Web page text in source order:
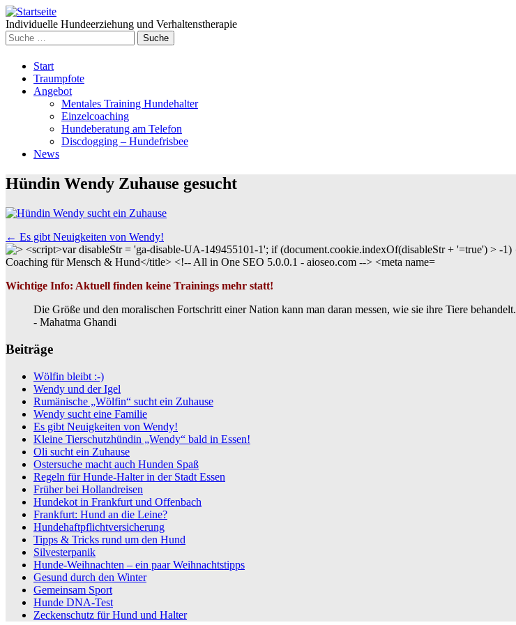
Individuelle Hundeerziehung und Verhaltenstherapie
Suche
nach:
Weiter
zum
Inhalt
Start
Traumpfote
Angebot
Mentales Training Hundehalter
Einzelcoaching
Hundeberatung am Telefon
Discdogging – Hundefrisbee
News
Hündin Wendy Zuhause gesucht
Beitrags
Navigation
← Es gibt Neuigkeiten von Wendy!
Wichtige Info: Aktuell finden keine Trainings mehr statt!
Die Größe und den moralischen Fortschritt einer Nation kann man daran messen, wie sie ihre Tiere behandelt.
- Mahatma Ghandi
Beiträge
Wölfin bleibt :-)
Wendy und der Igel
Rumänische „Wölfin“ sucht ein Zuhause
Wendy sucht eine Familie
Es gibt Neuigkeiten von Wendy!
Kleine Tierschutzhündin „Wendy“ bald in Essen!
Oli sucht ein Zuhause
Ostersuche macht auch Hunden Spaß
Regeln für Hunde-Halter in der Stadt Essen
Früher bei Hollandreisen
Hundekot in Frankfurt und Offenbach
Frankfurt: Hund an die Leine?
Hundehaftpflichtversicherung
Tipps & Tricks rund um den Hund
Silvesterpanik
Hunde-Weihnachten – ein paar Weihnachtstipps
Gesund durch den Winter
Gemeinsam Sport
Hunde DNA-Test
Zeckenschutz für Hund und Halter